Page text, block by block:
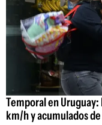
Temporal en
km/h y acumulados